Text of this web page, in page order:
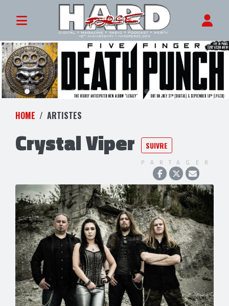
HOME ARTISTES
Crystal Viper SUIVRE
PARTAGER